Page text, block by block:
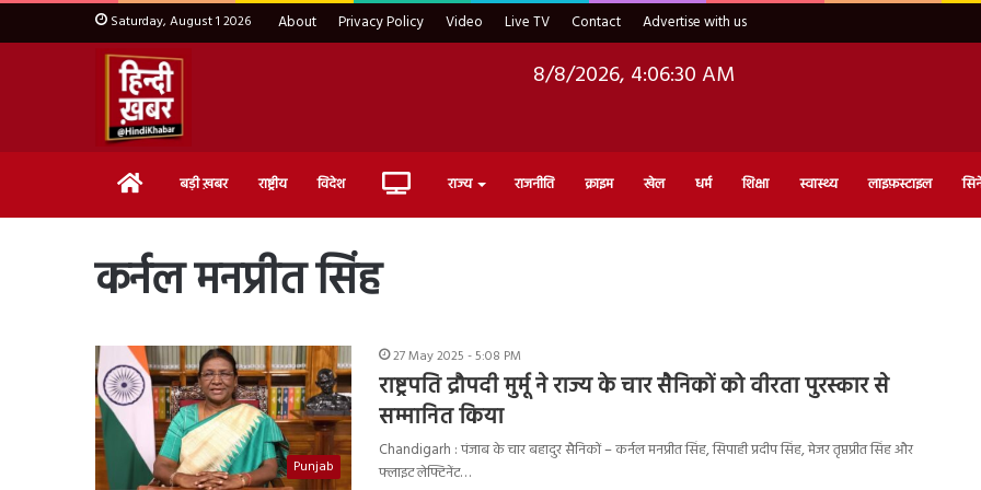
Saturday, August 1 2026 About Privacy Policy Video Live TV Contact Advertise with us
8/8/2026, 4:06:31 AM
Home बड़ी ख़बर राष्ट्रीय विदेश Live राज्य राजनीति क्राइम खेल धर्म शिक्षा स्वास्थ्य लाइफ़स्टाइल
कर्नल मनप्रीत सिंह
Punjab
27 May 2025 - 5:08 PM
राष्ट्रपति द्रौपदी मुर्मू ने राज्य के चार सैनिकों को वीरता पुरस्कार से
सम्मानित किया
Chandigarh : पंजाब के चार बहादुर सैनिकों – कर्नल मनप्रीत सिंह, सिपाही प्रदीप सिंह, मेजर तृप्तप्रीत सिंह और
फ्लाइट लेफ्टिनेंट…